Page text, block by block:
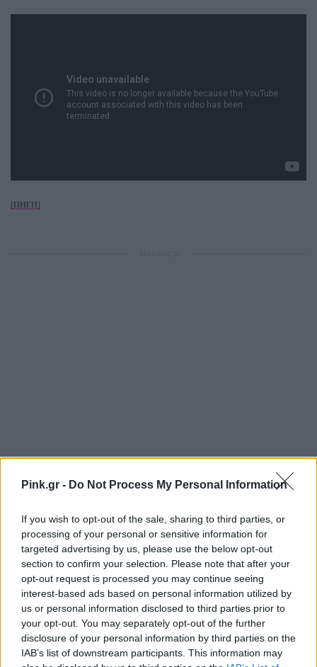
Pink.gr - Do Not Process My Personal Information
If you wish to opt-out of the sale, sharing to third parties, or
processing of your personal or sensitive information for
targeted advertising by us, please use the below opt-out
section to confirm your selection. Please note that after your
opt-out request is processed you may continue seeing
interest-based ads based on personal information utilized by
us or personal information disclosed to third parties prior to
your opt-out. You may separately opt-out of the further
disclosure of your personal information by third parties on the
IAB’s list of downstream participants. This information may
[ΠΗΓΗ]
Ακολουθήστε το Pink.gr στοGoogle Newsκαι
μάθετε πρώτοιτα πιο hot νέα.
Ακολουθήστε το Pink.gr και στοInstagram